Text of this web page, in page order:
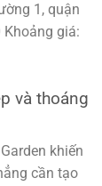
1, quận
Khoảng giá:
và thoáng
khiến
cần tạo